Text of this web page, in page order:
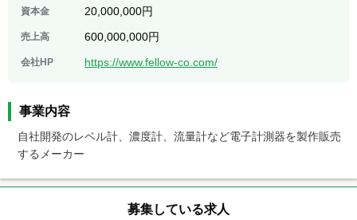
資本金 20,000,000円
売上高 600,000,000円
会社HP https://www.fellow-co.com/
事業内容
自社開発のレベル計、濃度計、流量計など電子計測器を製作販売
するメーカー
募集している求人